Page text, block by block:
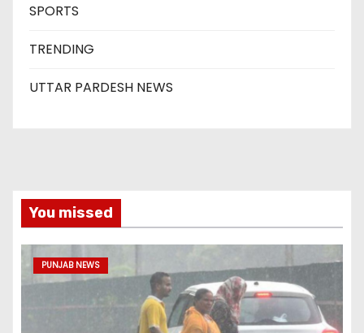
SPORTS
TRENDING
UTTAR PARDESH NEWS
You missed
PUNJAB NEWS